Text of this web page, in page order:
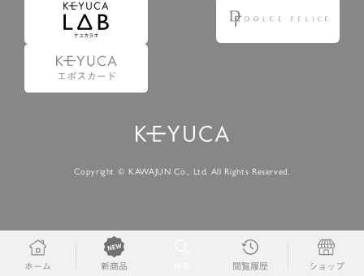
ホーム 新商品 閲覧履歴 ショップ
Copyright © KAWAJUN Co., Ltd. All Rights Reserved.